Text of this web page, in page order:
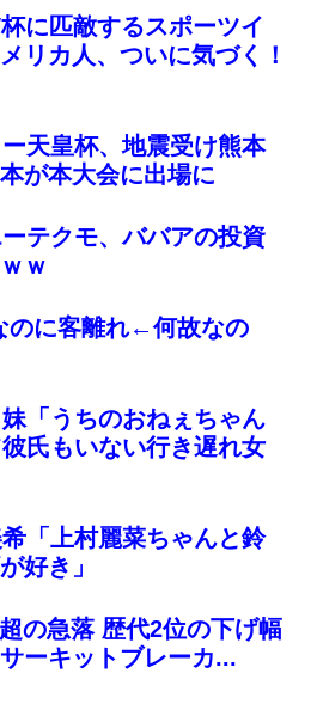
に匹敵するスポーツイ
リカ人、ついに気づく！
ー天皇杯、地震受け熊本
が本大会に出場に
ーテクモ、ババアの投資
ｗ
のに客離れ←何故なの
「うちのおねぇちゃん
氏もいない行き遅れ女
希「上村麗菜ちゃんと鈴
好き」
の急落 歴代2位の下げ幅
ーキットブレーカ...